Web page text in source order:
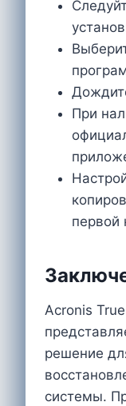
При
первой
Acronis
решение
системы.